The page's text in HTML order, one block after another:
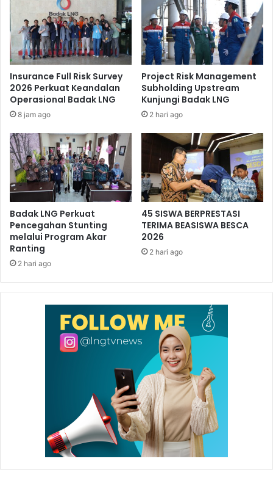
Pjs COO Badak LNG Bambang Prijadi serahkan hadiah Pekan
Muharam Yaumil LNG Badak.
Penutupan pekan Muharram 1440 Hijriah ditandai dengan
pembagian hadiah kepada para pemenang di masing-
masing perlombaan. Perlombaan tersebut diantaranya
ialah lomba voli antar Takmir Masjid se Kota Bontang,
lomba fardhu kifayah antar muslimah se Kota Bontang,
lomba tabuh bedug, dan ragam perlombaan untuk tingkat
Insurance Full Risk Survey
2026 Perkuat Keandalan
Operasional Badak LNG
8 jam ago
Project Risk Management
Subholding Upstream
Kunjungi Badak LNG
2 hari ago
Badak LNG Perkuat
Pencegahan Stunting
melalui Program Akar
Ranting
2 hari ago
45 SISWA BERPRESTASI
TERIMA BEASISWA BESCA
2026
2 hari ago